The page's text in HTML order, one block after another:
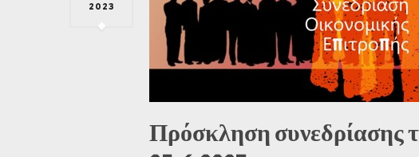
2023
Πρόσκληση συνεδρίασης